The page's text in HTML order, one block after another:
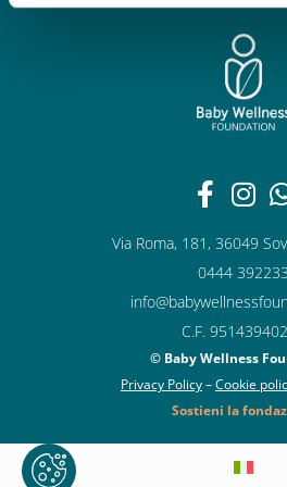
Via Roma, 181, 36049
0444 392233
C.F.
© Baby Wellness
Privacy Policy–Cookie
Sostieni la